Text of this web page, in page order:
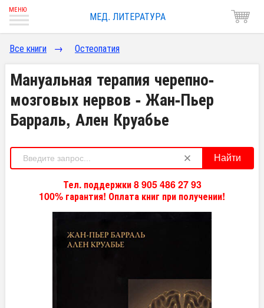
МЕД. ЛИТЕРАТУРА
Все книги → Остеопатия
Мануальная терапия черепно-
мозговых нервов - Жан-Пьер
Барраль, Ален Круабье
Найти
Тел. поддержки 8 905 486 27 93
100% гарантия! Оплата книг при получении!